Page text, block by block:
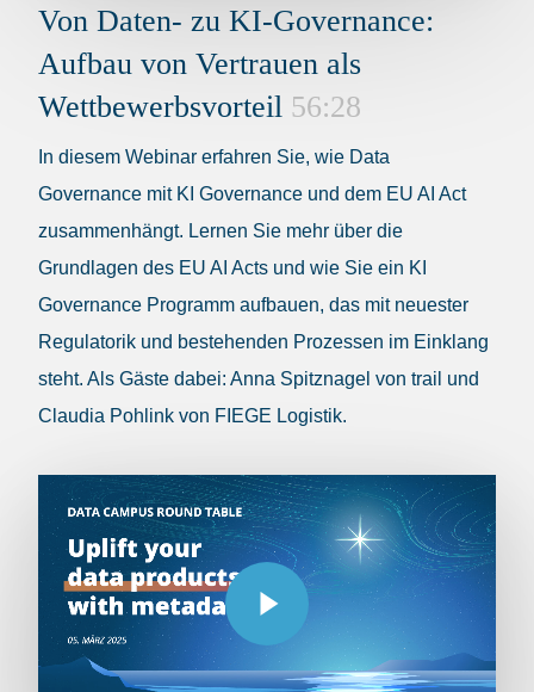
Von Daten- zu KI-Governance:
Aufbau von Vertrauen als
Wettbewerbsvorteil 56:28
In diesem Webinar erfahren Sie, wie Data
Governance mit KI Governance und dem EU AI Act
zusammenhängt. Lernen Sie mehr über die
Grundlagen des EU AI Acts und wie Sie ein KI
Governance Programm aufbauen, das mit neuester
Regulatorik und bestehenden Prozessen im Einklang
steht. Als Gäste dabei: Anna Spitznagel von trail und
Claudia Pohlink von FIEGE Logistik.
Play Video
Play Video